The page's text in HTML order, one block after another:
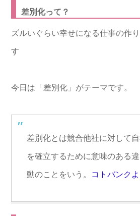
差別化って？
ズルいぐらい幸せになる仕事の作
す
今日は「差別化」がテーマです。
差別化とは競合他社に対して
を確立するために意味のある
動のことをいう。 コトバンクよ